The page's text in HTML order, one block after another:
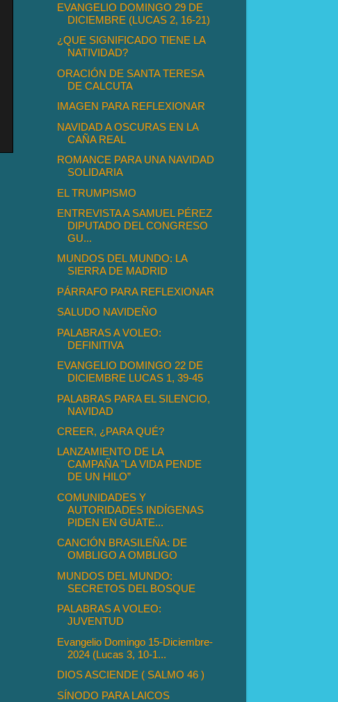
EVANGELIO DOMINGO 29 DE
DICIEMBRE (LUCAS 2, 16-21)
¿QUE SIGNIFICADO TIENE LA
NATIVIDAD?
ORACIÓN DE SANTA TERESA
DE CALCUTA
IMAGEN PARA REFLEXIONAR
NAVIDAD A OSCURAS EN LA
CAÑA REAL
ROMANCE PARA UNA NAVIDAD
SOLIDARIA
EL TRUMPISMO
ENTREVISTA A SAMUEL PÉREZ
DIPUTADO DEL CONGRESO
GU...
MUNDOS DEL MUNDO: LA
SIERRA DE MADRID
PÁRRAFO PARA REFLEXIONAR
SALUDO NAVIDEÑO
PALABRAS A VOLEO:
DEFINITIVA
EVANGELIO DOMINGO 22 DE
DICIEMBRE LUCAS 1, 39-45
PALABRAS PARA EL SILENCIO,
NAVIDAD
CREER, ¿PARA QUÉ?
LANZAMIENTO DE LA
CAMPAÑA "LA VIDA PENDE
DE UN HILO”
COMUNIDADES Y
AUTORIDADES INDÍGENAS
PIDEN EN GUATE...
CANCIÓN BRASILEÑA: DE
OMBLIGO A OMBLIGO
MUNDOS DEL MUNDO:
SECRETOS DEL BOSQUE
PALABRAS A VOLEO:
JUVENTUD
Evangelio Domingo 15-Diciembre-
2024 (Lucas 3, 10-1...
DIOS ASCIENDE ( SALMO 46 )
SÍNODO PARA LAICOS